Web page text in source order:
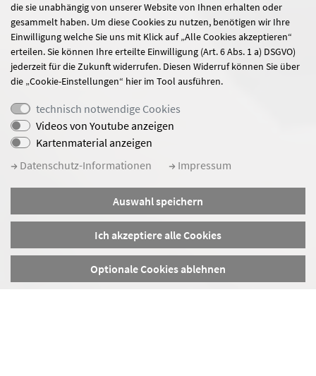
die sie unabhängig von unserer Website von Ihnen erhalten oder
gesammelt haben. Um diese Cookies zu nutzen, benötigen wir Ihre
Einwilligung welche Sie uns mit Klick auf „Alle Cookies akzeptieren“
erteilen. Sie können Ihre erteilte Einwilligung (Art. 6 Abs. 1 a) DSGVO)
jederzeit für die Zukunft widerrufen. Diesen Widerruf können Sie über
die „Cookie-Einstellungen“ hier im Tool ausführen.
technisch notwendige Cookies
Videos von Youtube anzeigen
Kartenmaterial anzeigen
Datenschutz-Informationen
Impressum
Auswahl speichern
Ich akzeptiere alle Cookies
Optionale Cookies ablehnen